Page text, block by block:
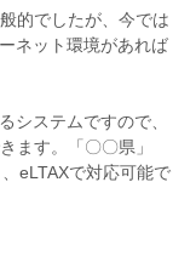
的でしたが、今では
ネット環境があれば
システムですので、
ます。「〇〇県」
eLTAXで対応可能で